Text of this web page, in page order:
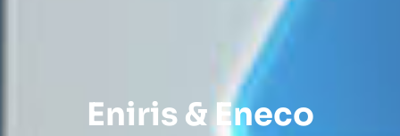
Eniris & Eneco